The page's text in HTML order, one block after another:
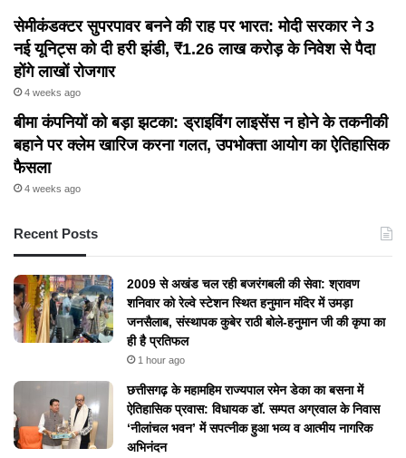
सेमीकंडक्टर सुपरपावर बनने की राह पर भारत: मोदी सरकार ने 3
नई यूनिट्स को दी हरी झंडी, ₹1.26 लाख करोड़ के निवेश से पैदा
होंगे लाखों रोजगार
4 weeks ago
बीमा कंपनियों को बड़ा झटका: ड्राइविंग लाइसेंस न होने के तकनीकी
बहाने पर क्लेम खारिज करना गलत, उपभोक्ता आयोग का ऐतिहासिक
फैसला
4 weeks ago
Recent Posts
2009 से अखंड चल रही बजरंगबली की सेवा: श्रावण
शनिवार को रेल्वे स्टेशन स्थित हनुमान मंदिर में उमड़ा
जनसैलाब, संस्थापक कुबेर राठी बोले-हनुमान जी की कृपा का
ही है प्रतिफल
1 hour ago
छत्तीसगढ़ के महामहिम राज्यपाल रमेन डेका का बसना में
ऐतिहासिक प्रवास: विधायक डॉ. सम्पत अग्रवाल के निवास
‘नीलांचल भवन’ में सपत्नीक हुआ भव्य व आत्मीय नागरिक
अभिनंदन